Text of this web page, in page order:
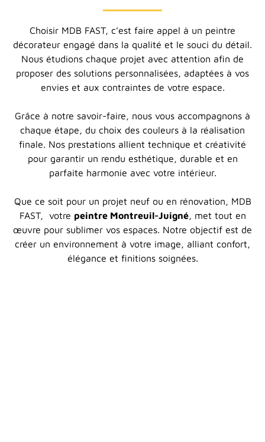
Choisir MDB FAST, c’est faire appel à un peintre
décorateur engagé dans la qualité et le souci du détail.
Nous étudions chaque projet avec attention afin de
proposer des solutions personnalisées, adaptées à vos
envies et aux contraintes de votre espace.
Grâce à notre savoir-faire, nous vous accompagnons à
chaque étape, du choix des couleurs à la réalisation
finale. Nos prestations allient technique et créativité
pour garantir un rendu esthétique, durable et en
parfaite harmonie avec votre intérieur.
Que ce soit pour un projet neuf ou en rénovation, MDB
FAST, votre peintre Montreuil-Juigné, met tout en
œuvre pour sublimer vos espaces. Notre objectif est de
créer un environnement à votre image, alliant confort,
élégance et finitions soignées.